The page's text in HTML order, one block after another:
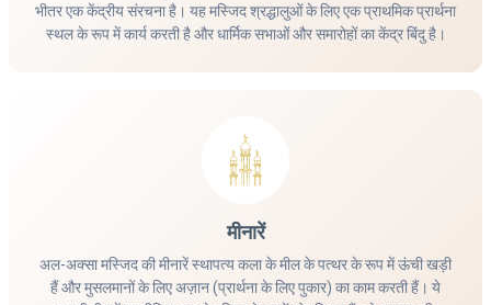
भीतर एक केंद्रीय संरचना है। यह मस्जिद श्रद्धालुओं के लिए एक प्राथमिक प्रार्थना
स्थल के रूप में कार्य करती है और धार्मिक सभाओं और समारोहों का केंद्र बिंदु है।
मीनारें
अल-अक्सा मस्जिद की मीनारें स्थापत्य कला के मील के पत्थर के रूप में ऊंची खड़ी
हैं और मुसलमानों के लिए अज़ान (प्रार्थना के लिए पुकार) का काम करती हैं। ये